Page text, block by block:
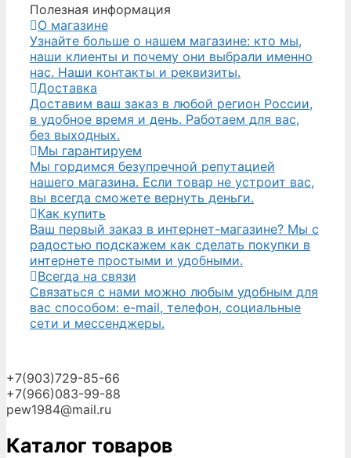
Полезная информация
О магазине
Узнайте больше о нашем магазине: кто мы,
наши клиенты и почему они выбрали именно
нас. Наши контакты и реквизиты.
Доставка
Доставим ваш заказ в любой регион России,
в удобное время и день. Работаем для вас,
без выходных.
Мы гарантируем
Мы гордимся безупречной репутацией
нашего магазина. Если товар не устроит вас,
вы всегда сможете вернуть деньги.
Как купить
Ваш первый заказ в интернет-магазине? Мы с
радостью подскажем как сделать покупки в
интернете простыми и удобными.
Всегда на связи
Связаться с нами можно любым удобным для
вас способом: e-mail, телефон, социальные
сети и мессенджеры.
+7(903)729-85-66
+7(966)083-99-88
pew1984@mail.ru
Каталог товаров